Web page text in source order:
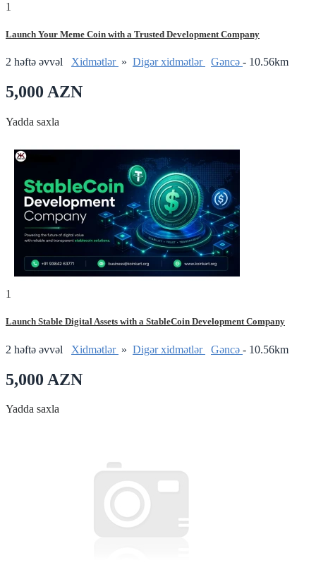
1
Launch Your Meme Coin with a Trusted Development Company
2 həftə əvvəl Xidmətlər » Digər xidmətlər Gǝncǝ - 10.56km
5,000 AZN
Yadda saxla
1
Launch Stable Digital Assets with a StableCoin Development Company
2 həftə əvvəl Xidmətlər » Digər xidmətlər Gǝncǝ - 10.56km
5,000 AZN
Yadda saxla